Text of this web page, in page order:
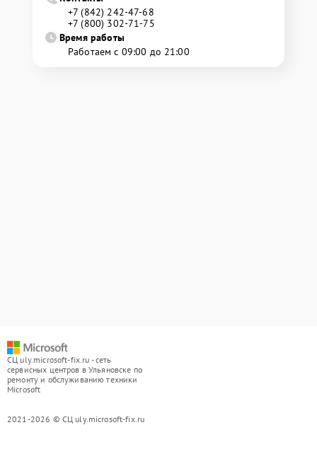
+7 (842) 242-47-68
+7 (800) 302-71-75
Время работы
Работаем с 09:00 до 21:00
СЦ uly.microsoft-fix.ru - сеть
сервисных центров в Ульяновске по
ремонту и обслуживанию техники
Microsoft
2021-2026 © СЦ uly.microsoft-fix.ru